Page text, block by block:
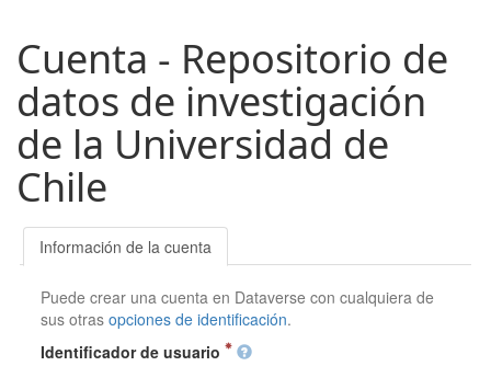
Cuenta - Repositorio de
datos de investigación
de la Universidad de
Chile
Información de la cuenta
Puede crear una cuenta en Dataverse con cualquiera de
sus otrasopciones de identificación.
Identificador de usuario